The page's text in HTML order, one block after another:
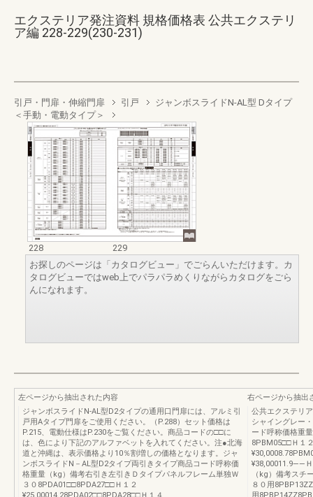
エクステリア発注資料 規格価格表 公共エクステリ
ア編 228-229(230-231)
引戸・門扉・伸縮門扉 引戸
ジャンボスライドN-AL型 Dタイプ
＜手動・電動タイプ＞
228
229
お探しのページは「カタログビュー」でごらんいただけます。カ
タログビューではweb上でパラパラめくりながらカタログをごら
んになれます。
左ページから抽出された内容
ジャンボスライドN-AL型D2タイプの通用口門扉には、アルミ引
戸用Aタイプ門扉をご使用ください。（P.288）セット価格は
P.215、電動仕様はP.230をご覧ください。商品コードの□□に
は、色により下記のアルファベットを入れてください。注●北海
道と沖縄は、表示価格より10％割増しの価格となります。ジャ
ンボスライドN－AL型D2タイプ両引きタイプ商品コード呼称価
格重量（kg）備考右引き左引きＤタイプパネルフレーム単独Ｗ
３０8PDA01□□8PDA27□□Ｈ１２
¥25,00014.28PDA02□□8PDA28□□Ｈ１４
右ページから抽出
公共エクステリ
シャイングレー
ード呼称価格重
8PBM05□□Ｈ１
¥38,00011.9――
（kg）備考スチ
８０用
用